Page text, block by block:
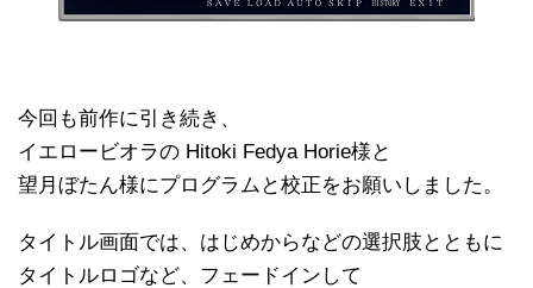
今回も前作に引き続き、
イエロービオラの Hitoki Fedya Horie様と
望月ぼたん様にプログラムと校正をお願いしました。
タイトル画面では、はじめからなどの選択肢とともに
タイトルロゴなど、フェードインして